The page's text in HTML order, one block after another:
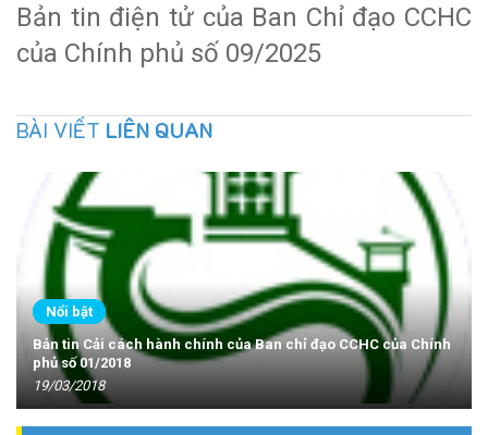
Bản tin điện tử của Ban Chỉ đạo CCHC
của Chính phủ số 09/2025
BÀI VIẾT LIÊN QUAN
Nổi bật
Bản tin Cải cách hành chính của Ban chỉ đạo CCHC của Chính
phủ số 01/2018
19/03/2018